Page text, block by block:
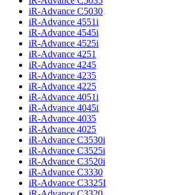
iR-Advance C5030
iR-Advance 4551i
iR-Advance 4545i
iR-Advance 4525i
iR-Advance 4251
iR-Advance 4245
iR-Advance 4235
iR-Advance 4225
iR-Advance 4051i
iR-Advance 4045i
iR-Advance 4035
iR-Advance 4025
iR-Advance C3530i
iR-Advance C3525i
iR-Advance C3520i
iR-Advance C3330
iR-Advance C3325I